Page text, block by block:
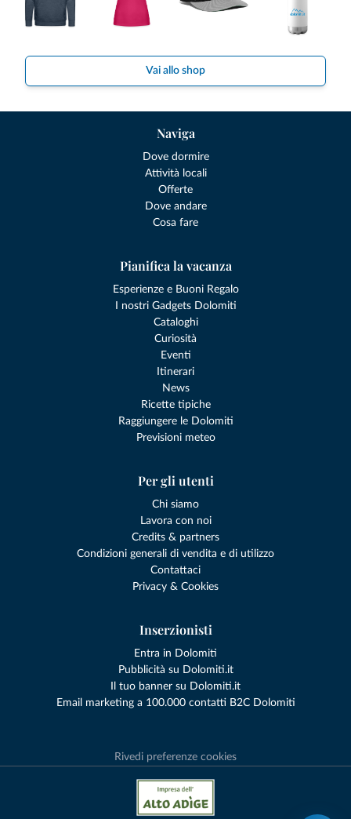
Vai allo shop
Naviga
Dove dormire
Attività locali
Offerte
Dove andare
Cosa fare
Pianifica la vacanza
Esperienze e Buoni Regalo
I nostri Gadgets Dolomiti
Cataloghi
Curiosità
Eventi
Itinerari
News
Ricette tipiche
Raggiungere le Dolomiti
Previsioni meteo
Per gli utenti
Chi siamo
Lavora con noi
Credits & partners
Condizioni generali di vendita e di utilizzo
Contattaci
Privacy & Cookies
Inserzionisti
Entra in Dolomiti
Pubblicità su Dolomiti.it
Il tuo banner su Dolomiti.it
Email marketing a 100.000 contatti B2C Dolomiti
Rivedi preferenze cookies